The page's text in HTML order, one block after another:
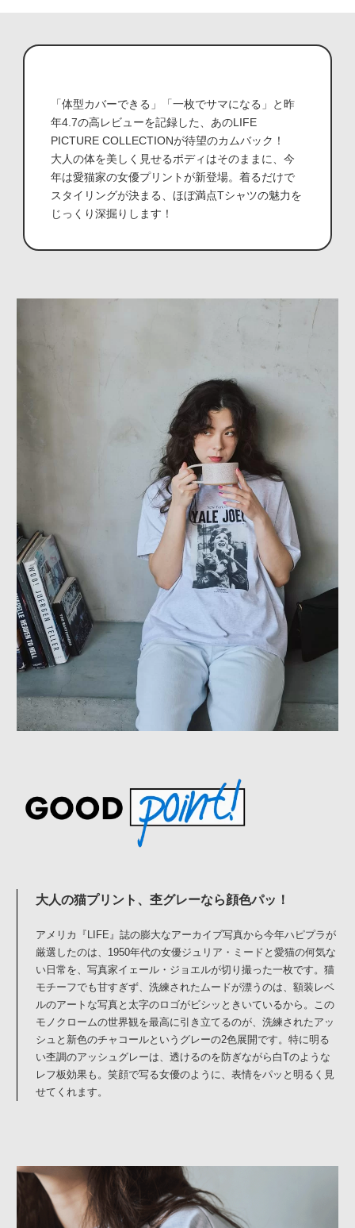
「体型カバーできる」「一枚でサマになる」と昨
年4.7の高レビューを記録した、あのLIFE
PICTURE COLLECTIONが待望のカムバック！
大人の体を美しく見せるボディはそのままに、今
年は愛猫家の女優プリントが新登場。着るだけで
スタイリングが決まる、ほぼ満点Tシャツの魅力を
じっくり深掘りします！
大人の猫プリント、杢グレーなら顔色パッ！
アメリカ『LIFE』誌の膨大なアーカイブ写真から今年ハピプラが
厳選したのは、1950年代の女優ジュリア・ミードと愛猫の何気な
い日常を、写真家イェール・ジョエルが切り撮った一枚です。猫
モチーフでも甘すぎず、洗練されたムードが漂うのは、額装レベ
ルのアートな写真と太字のロゴがビシッときいているから。この
モノクロームの世界観を最高に引き立てるのが、洗練されたアッ
シュと新色のチャコールというグレーの2色展開です。特に明る
い杢調のアッシュグレーは、透けるのを防ぎながら白Tのような
レフ板効果も。笑顔で写る女優のように、表情をパッと明るく見
せてくれます。